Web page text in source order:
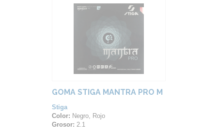
GOMA STIGA MANTRA PRO M
Stiga
Color: Negro, Rojo
Grosor: 2.1